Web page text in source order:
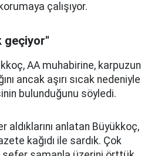
çalışıyor.
geçiyor"
AA muhabirine, karpuzun
ancak aşırı sıcak nedeniyle
bulunduğunu söyledi.
aldıklarını anlatan Büyükkoç,
kağıdı ile sardık. Çok